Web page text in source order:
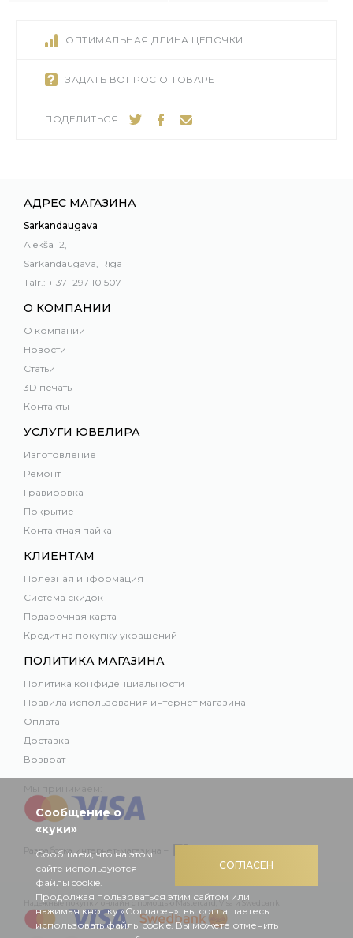
ОПТИМАЛЬНАЯ ДЛИНА ЦЕПОЧКИ
ЗАДАТЬ ВОПРОС О ТОВАРЕ
ПОДЕЛИТЬСЯ:
АДРЕС МАГАЗИНА
Sarkandaugava
Alekša 12,
Sarkandaugava, Rīga
Tālr.: + 371 297 10 507
О КОМПАНИИ
О компании
Новости
Статьи
3D печать
Контакты
УСЛУГИ ЮВЕЛИРА
Изготовление
Ремонт
Гравировка
Покрытие
Контактная пайка
КЛИЕНТАМ
Полезная информация
Система скидок
Подарочная карта
Кредит на покупку украшений
ПОЛИТИКА МАГАЗИНА
Политика конфиденциальности
Правила использования интернет магазина
Оплата
Доставка
Возврат
Разработка интернет-магазина –
Надежные покупки онлайн с помощью Mastercard, Visa и Swedbank
СОГЛАСЕН
Сообщение о
«куки»
Сообщаем, что на этом
сайте используются
файлы cookie.
Продолжая пользоваться этим сайтом или
нажимая кнопку «Согласен», вы соглашаетесь
использовать файлы cookie. Вы можете отменить